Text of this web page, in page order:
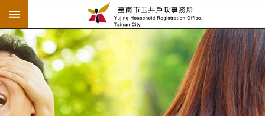
跳到主要內容區塊